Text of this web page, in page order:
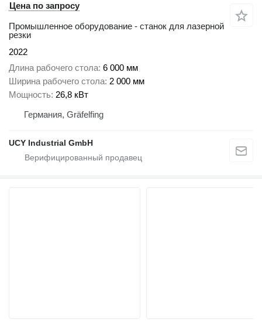
Цена по запросу
Промышленное оборудование - станок для лазерной
резки
2022
Длина рабочего стола 6 000 мм
Ширина рабочего стола 2 000 мм
Мощность 26,8 кВт
Германия, Gräfelfing
UCY Industrial GmbH